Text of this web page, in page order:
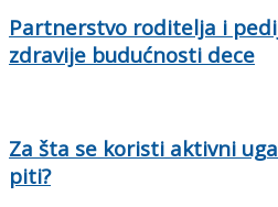
Partnerstvo roditelja i
zdravije budućnosti dece
Za šta se koristi aktivni
piti?